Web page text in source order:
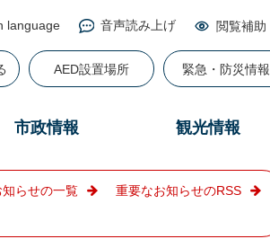
language 音声読み上げ 閲覧補助
AED設置場所 緊急・防災情報
市政情報 観光情報
らせの一覧 重要なお知らせのRSS